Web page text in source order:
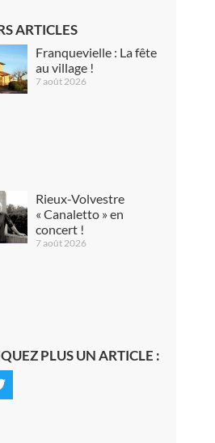
ARTICLES
Franquevielle : La fête
au village !
7 août 2026
Rieux-Volvestre
« Canaletto » en
concert !
7 août 2026
PLUS UN ARTICLE :